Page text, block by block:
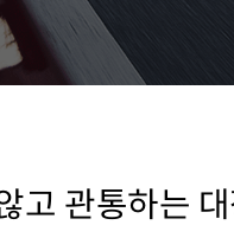
고 관통하는